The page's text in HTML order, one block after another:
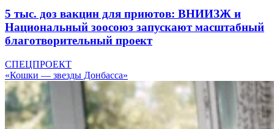
5 тыс. доз вакцин для приютов: ВНИИЗЖ и
Национальный зоосоюз запускают масштабный
благотворительный проект
СПЕЦПРОЕКТ
«Кошки — звезды Донбасса»